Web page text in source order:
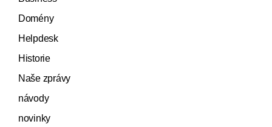
Domény
Helpdesk
Historie
Naše zprávy
návody
novinky